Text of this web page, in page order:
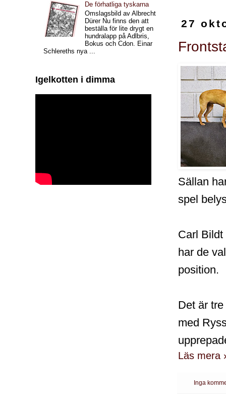
27
Sällan
spel
Carl
har de
position.
Det är
med
Läs mera
Inga
De förhatliga tyskarna
Omslagsbild av Albrecht
Dürer Nu finns den att
beställa för lite drygt en
hundralapp på Adlbris,
Bokus och Cdon. Einar
Schlereths nya ...
Igelkotten i dimma